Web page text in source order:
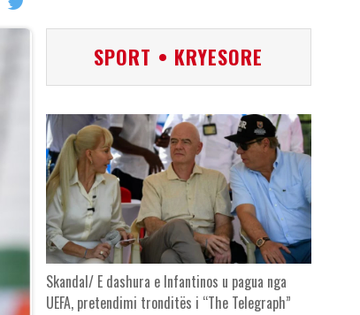
SPORT • KRYESORE
Skandal/ E dashura e Infantinos u pagua nga
UEFA, pretendimi tronditës i “The Telegraph”